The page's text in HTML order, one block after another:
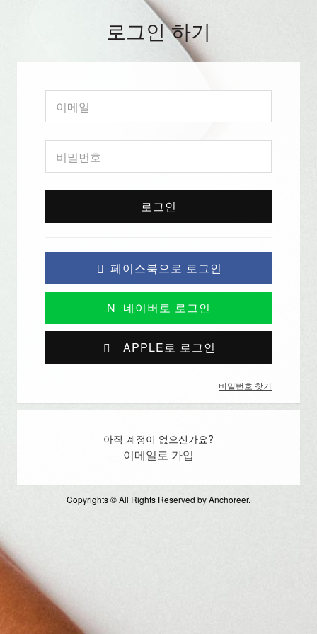
로그인 하기
로그인
페이스북으로 로그인
N 네이버로 로그인
APPLE로 로그인
비밀번호 찾기
아직 계정이 없으신가요?
이메일로 가입
Copyrights © All Rights Reserved by Anchoreer.